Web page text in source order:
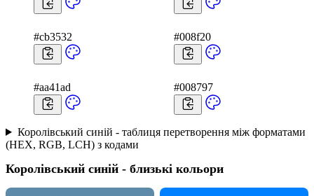
#cb3532 #008f20
#aa41ad #008797
Королівський синій - таблиця перетворення між форматами
(HEX, RGB, LCH) з кодами
Королівський синій - близькі кольори